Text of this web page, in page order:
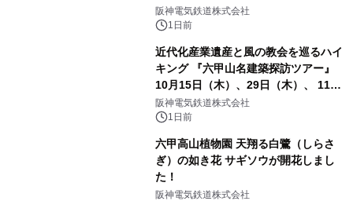
発売決定！
阪神電気鉄道株式会社
1日前
近代化産業遺産と風の教会を巡るハイ
キング 『六甲山名建築探訪ツアー』
10月15日（木）、29日（木）、 11月
5日（木）、12日（木）に開催！
阪神電気鉄道株式会社
1日前
六甲高山植物園 天翔る白鷺（しらさ
ぎ）の如き花 サギソウが開花しまし
た！
阪神電気鉄道株式会社